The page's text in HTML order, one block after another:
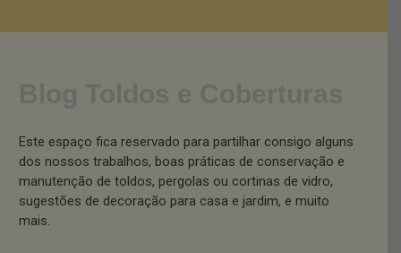
Este espaço fica reservado para partilhar consigo alguns
dos nossos trabalhos, boas práticas de conservação e
manutenção de toldos, pergolas ou cortinas de vidro,
sugestões de decoração para casa e jardim, e muito
mais.